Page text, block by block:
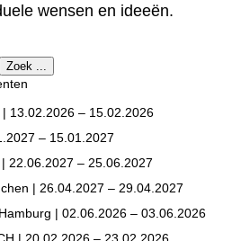
wensen en ideeën.
Zoek ...
13.02.2026 – 15.02.2026
– 15.01.2027
22.06.2027 – 25.06.2027
| 26.04.2027 – 29.04.2027
| 02.06.2026 – 03.06.2026